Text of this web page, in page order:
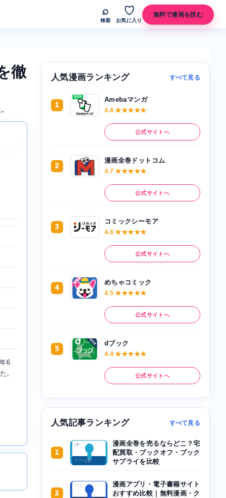
⌕
検索
♡
お気に入り
無料で漫画を読む
徹
6
。
人気漫画ランキング すべて見る
1
Amebaマンガ
4.8 ★★★★★
公式サイトへ
2
漫画全巻ドットコム
4.7 ★★★★★
公式サイトへ
3
コミックシーモア
4.6 ★★★★★
公式サイトへ
4
めちゃコミック
4.5 ★★★★★
公式サイトへ
5
dブック
4.4 ★★★★★
公式サイトへ
人気記事ランキング すべて見る
1
漫画全巻を売るならどこ？宅
配買取・ブックオフ・ブック
サプライを比較
2
漫画アプリ・電子書籍サイト
おすすめ比較｜無料漫画・ク